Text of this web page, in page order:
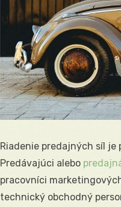
Riadenie predajných síl je
Predávajúci alebo
pracovníci
technický obchodný